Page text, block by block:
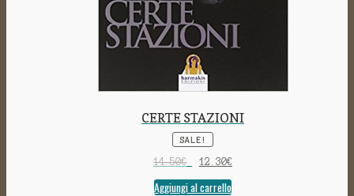
CERTE STAZIONI
SALE!
14.50€ 12.30€
Aggiungi al carrello